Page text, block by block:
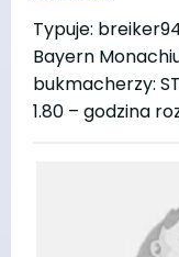
Typuje:
Bayern
bukmacherzy:
1.80 – godzina